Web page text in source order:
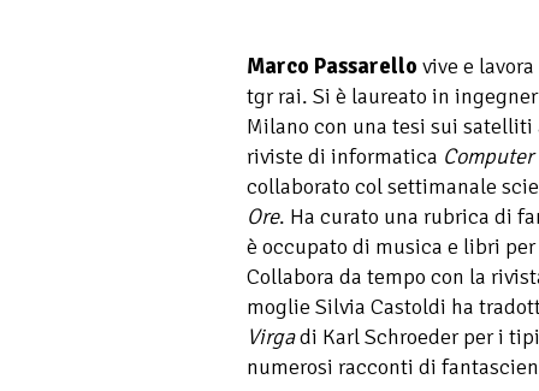
Marco Passarello vive e
tgr rai. Si è laureato in
Milano con una tesi sui
riviste di informatica Computer
collaborato col settimanale
Ore. Ha curato una rubrica di
è occupato di musica e libri per
Collabora da tempo con la
moglie Silvia Castoldi ha
Virgadi Karl Schroeder per i
numerosi racconti di